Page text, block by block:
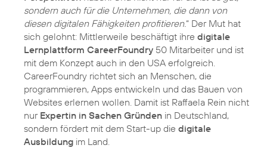
sondern auch für die Unternehmen, die dann von
diesen digitalen Fähigkeiten profitieren.“ Der Mut hat
sich gelohnt: Mittlerweile beschäftigt ihre digitale
Lernplattform CareerFoundry 50 Mitarbeiter und ist
mit dem Konzept auch in den USA erfolgreich.
CareerFoundry richtet sich an Menschen, die
programmieren, Apps entwickeln und das Bauen von
Websites erlernen wollen. Damit ist Raffaela Rein nicht
nur Expertin in Sachen Gründen in Deutschland,
sondern fördert mit dem Start-up die digitale
Ausbildung im Land.